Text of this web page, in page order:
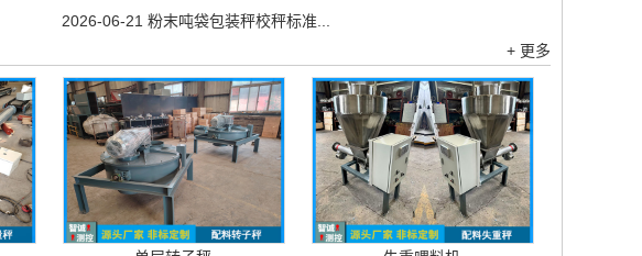
2026-06-21 粉末吨袋包装秤校秤标准...
+ 更多